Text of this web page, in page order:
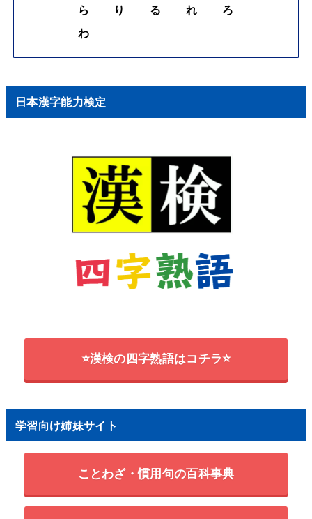
ら
り る れ
ろ
わ
日本漢字能力検定
⭐漢検の四字熟語はコチラ⭐
学習向け姉妹サイト
ことわざ・慣用句の百科事典